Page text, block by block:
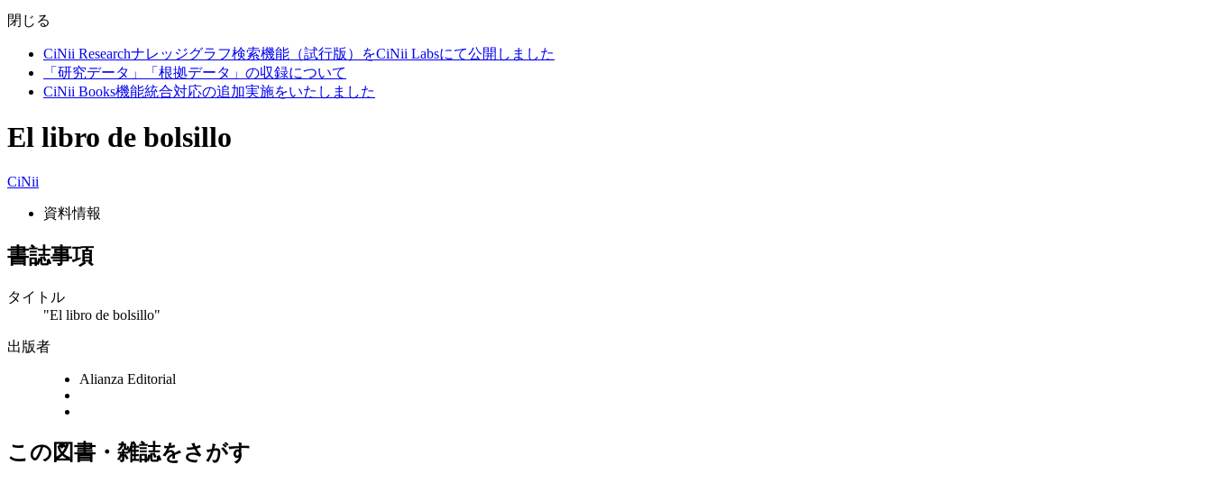
閉じる
CiNii Researchナレッジグラフ検索機能（試行版）をCiNii Labsにて公開しました
「研究データ」「根拠データ」の収録について
CiNii Books機能統合対応の追加実施をいたしました
El libro de bolsillo
CiNii
資料情報
書誌事項
タイトル
"El libro de bolsillo"
出版者
Alianza Editorial
この図書・雑誌をさがす